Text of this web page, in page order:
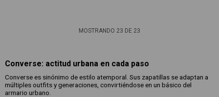
MOSTRANDO 23 DE 23
Converse: actitud urbana en cada paso
Converse es sinónimo de estilo atemporal. Sus zapatillas se adaptan a
múltiples outfits y generaciones, convirtiéndose en un básico del
armario urbano.